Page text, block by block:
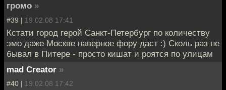
громо »
#39 | 19.02.08 17:41
Кстати город герой Санкт-Петербург по количеству
эмо даже Москве наверное фору даст :) Сколь раз не
бывал в Питере - просто кишат и роятся по улицам
mad Creator »
#40 | 19.02.08 17:42